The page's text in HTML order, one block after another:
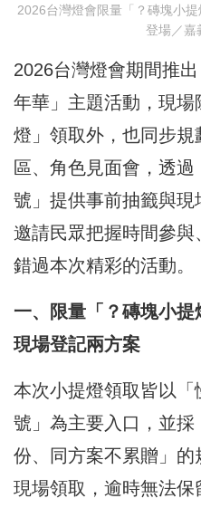
2026台灣燈會限量「？磚塊小
登場／嘉
2026台灣燈會期間推
年華」主題活動，現
燈」領取外，也同步
區、角色見面會，透
號」提供事前抽籤與現
邀請民眾把握時間參
錯過本次精彩的活動。
一、限量「？磚塊小
現場登記兩方案
本次小提燈領取皆以
號」為主要入口，並
份、同方案不累贈」
現場領取，逾時無法